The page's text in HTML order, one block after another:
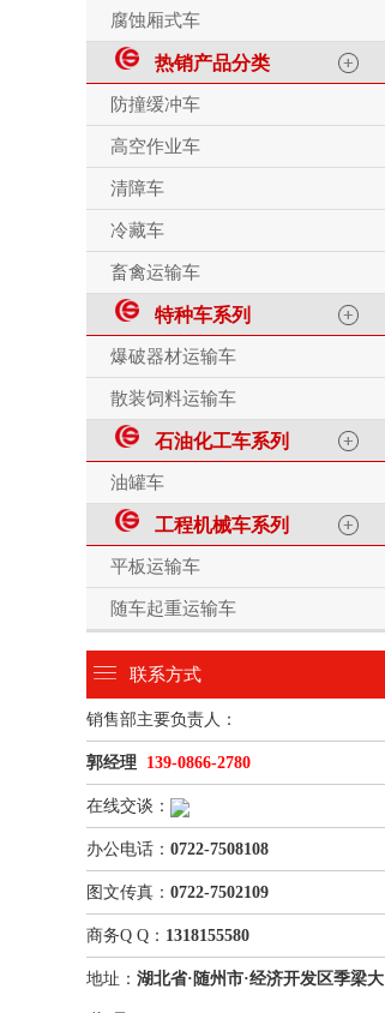
腐蚀厢式车
热销产品分类
防撞缓冲车
高空作业车
清障车
冷藏车
畜禽运输车
特种车系列
爆破器材运输车
散装饲料运输车
石油化工车系列
油罐车
工程机械车系列
平板运输车
随车起重运输车
联系方式
销售部主要负责人：
郭经理 139-0866-2780
在线交谈：
办公电话： 0722-7508108
图文传真： 0722-7502109
商务Q Q： 1318155580
地址： 湖北省·随州市·经济开发区季梁大